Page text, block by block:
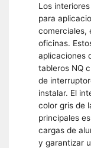
Los
para
comerciales,
oficinas.
aplicaciones
tableros NQ
de
instalar. El
color gris de
principales
cargas de
y garantizar